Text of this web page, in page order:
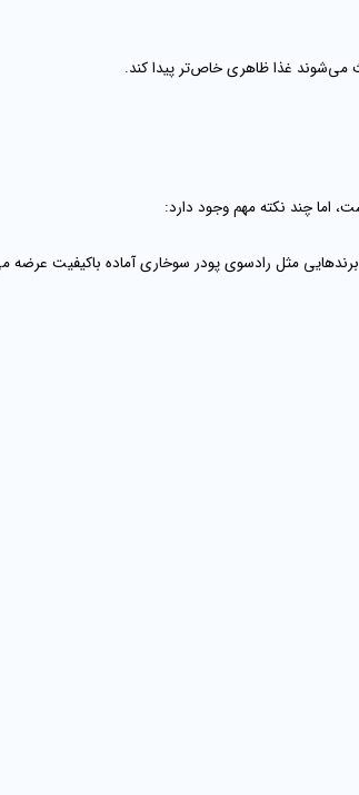
می‌شوند غذا ظاهری خاص‌تر پیدا کند.
اما چند نکته مهم وجود دارد:
مثل رادسویپودر سوخاری آماده باکیفیت عرضه